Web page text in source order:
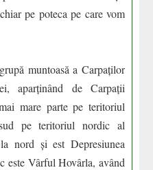
pe poteca pe care vom
muntoasă a Carpaților
aparținând de Carpații
mare parte pe teritoriul
pe teritoriul nordic al
nord și est Depresiunea
este Vârful Hovârla, având